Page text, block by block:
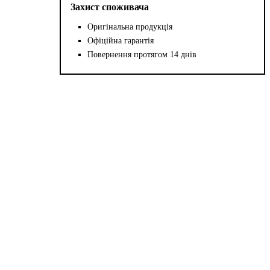
Захист споживача
Оригінальна продукція
Офіційна гарантія
Повернення протягом 14 днів